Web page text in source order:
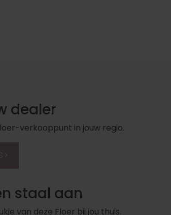
dealer
verkooppunt in jouw regio.
staal aan
van deze Floer bij jou thuis.